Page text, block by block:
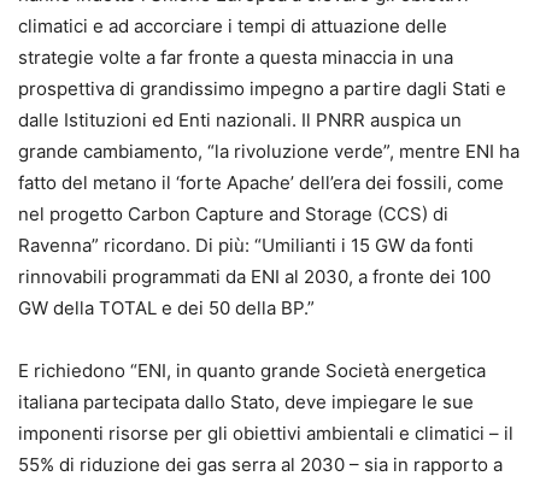
climatici e ad accorciare i tempi di attuazione delle
strategie volte a far fronte a questa minaccia in una
prospettiva di grandissimo impegno a partire dagli Stati e
dalle Istituzioni ed Enti nazionali. Il PNRR auspica un
grande cambiamento, “la rivoluzione verde”, mentre ENI ha
fatto del metano il ‘forte Apache’ dell’era dei fossili, come
nel progetto Carbon Capture and Storage (CCS) di
Ravenna” ricordano. Di più: “Umilianti i 15 GW da fonti
rinnovabili programmati da ENI al 2030, a fronte dei 100
GW della TOTAL e dei 50 della BP.”
E richiedono “ENI, in quanto grande Società energetica
italiana partecipata dallo Stato, deve impiegare le sue
imponenti risorse per gli obiettivi ambientali e climatici – il
55% di riduzione dei gas serra al 2030 – sia in rapporto a